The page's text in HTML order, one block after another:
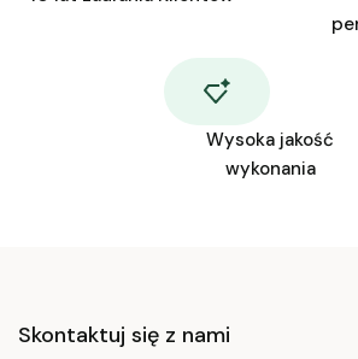
Wysoka jakość
wykonania
Skontaktuj się z nami